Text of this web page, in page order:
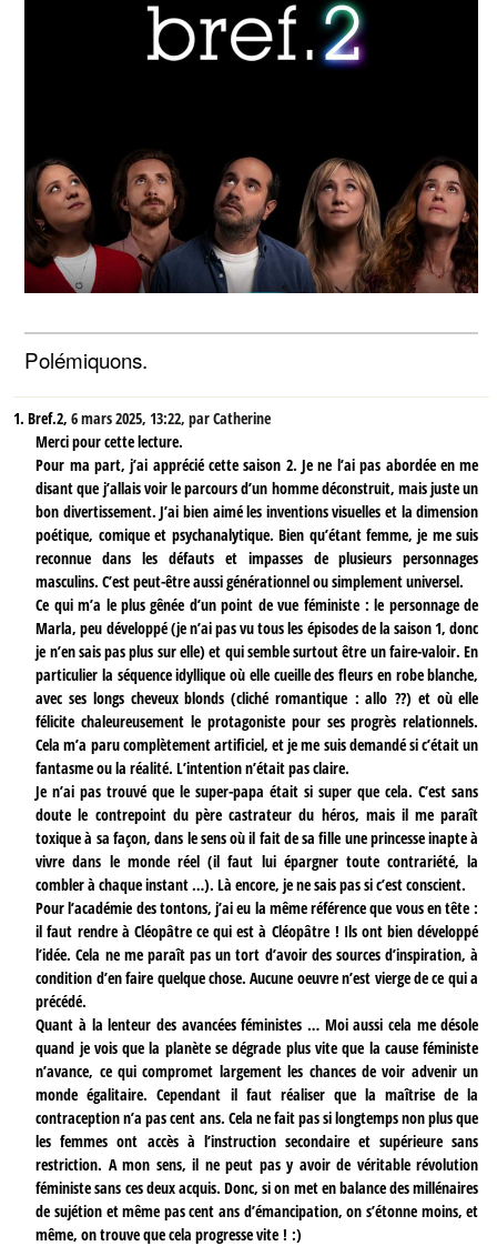
Polémiquons.
1. Bref.2,6 mars 2025, 13:22,parCatherine
Merci pour cette lecture.
Pour ma part, j’ai apprécié cette saison 2. Je ne l’ai pas abordée en me
disant que j’allais voir le parcours d’un homme déconstruit, mais juste un
bon divertissement. J’ai bien aimé les inventions visuelles et la dimension
poétique, comique et psychanalytique. Bien qu’étant femme, je me suis
reconnue dans les défauts et impasses de plusieurs personnages
masculins. C’est peut-être aussi générationnel ou simplement universel.
Ce qui m’a le plus gênée d’un point de vue féministe : le personnage de
Marla, peu développé (je n’ai pas vu tous les épisodes de la saison 1, donc
je n’en sais pas plus sur elle) et qui semble surtout être un faire-valoir. En
particulier la séquence idyllique où elle cueille des fleurs en robe blanche,
avec ses longs cheveux blonds (cliché romantique : allo ??) et où elle
félicite chaleureusement le protagoniste pour ses progrès relationnels.
Cela m’a paru complètement artificiel, et je me suis demandé si c’était un
fantasme ou la réalité. L’intention n’était pas claire.
Je n’ai pas trouvé que le super-papa était si super que cela. C’est sans
doute le contrepoint du père castrateur du héros, mais il me paraît
toxique à sa façon, dans le sens où il fait de sa fille une princesse inapte à
vivre dans le monde réel (il faut lui épargner toute contrariété, la
combler à chaque instant …). Là encore, je ne sais pas si c’est conscient.
Pour l’académie des tontons, j’ai eu la même référence que vous en tête :
il faut rendre à Cléopâtre ce qui est à Cléopâtre ! Ils ont bien développé
l’idée. Cela ne me paraît pas un tort d’avoir des sources d’inspiration, à
condition d’en faire quelque chose. Aucune oeuvre n’est vierge de ce qui a
précédé.
Quant à la lenteur des avancées féministes … Moi aussi cela me désole
quand je vois que la planète se dégrade plus vite que la cause féministe
n’avance, ce qui compromet largement les chances de voir advenir un
monde égalitaire. Cependant il faut réaliser que la maîtrise de la
contraception n’a pas cent ans. Cela ne fait pas si longtemps non plus que
les femmes ont accès à l’instruction secondaire et supérieure sans
restriction. A mon sens, il ne peut pas y avoir de véritable révolution
féministe sans ces deux acquis. Donc, si on met en balance des millénaires
de sujétion et même pas cent ans d’émancipation, on s’étonne moins, et
même, on trouve que cela progresse vite ! :)